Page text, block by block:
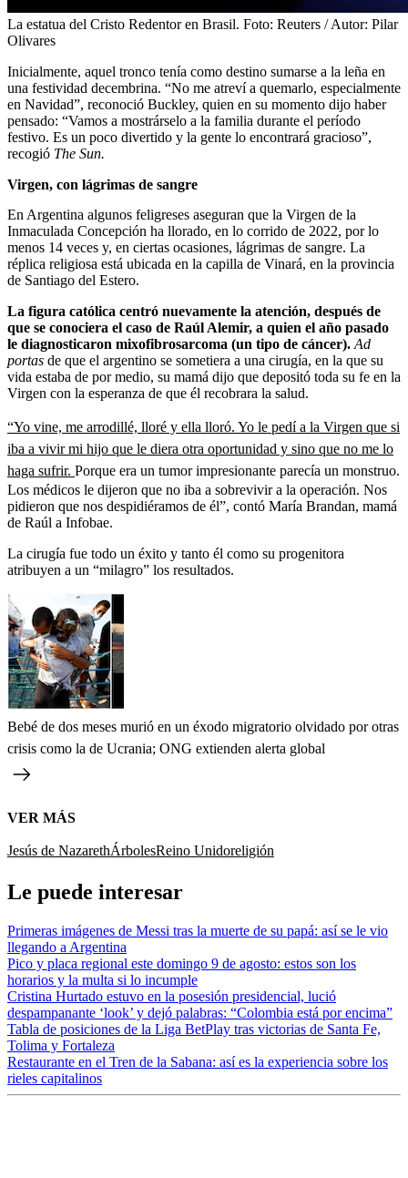
La estatua del Cristo Redentor en Brasil. Foto: Reuters / Autor: Pilar
Olivares
Inicialmente, aquel tronco tenía como destino sumarse a la leña en
una festividad decembrina. “No me atreví a quemarlo, especialmente
en Navidad”, reconoció Buckley, quien en su momento dijo haber
pensado: “Vamos a mostrárselo a la familia durante el período
festivo. Es un poco divertido y la gente lo encontrará gracioso”,
recogió The Sun.
Virgen, con lágrimas de sangre
En Argentina algunos feligreses aseguran que la Virgen de la
Inmaculada Concepción ha llorado, en lo corrido de 2022, por lo
menos 14 veces y, en ciertas ocasiones, lágrimas de sangre. La
réplica religiosa está ubicada en la capilla de Vinará, en la provincia
de Santiago del Estero.
La figura católica centró nuevamente la atención, después de
que se conociera el caso de Raúl Alemir, a quien el año pasado
le diagnosticaron mixofibrosarcoma (un tipo de cáncer). Ad
portas de que el argentino se sometiera a una cirugía, en la que su
vida estaba de por medio, su mamá dijo que depositó toda su fe en la
Virgen con la esperanza de que él recobrara la salud.
“Yo vine, me arrodillé, lloré y ella lloró. Yo le pedí a la Virgen que si
iba a vivir mi hijo que le diera otra oportunidad y sino que no me lo
haga sufrir. Porque era un tumor impresionante parecía un monstruo.
Los médicos le dijeron que no iba a sobrevivir a la operación. Nos
pidieron que nos despidiéramos de él”, contó María Brandan, mamá
de Raúl a Infobae.
La cirugía fue todo un éxito y tanto él como su progenitora
atribuyen a un “milagro” los resultados.
Bebé de dos meses murió en un éxodo migratorio olvidado por otras
crisis como la de Ucrania; ONG extienden alerta global
VER MÁS
Jesús de NazarethÁrbolesReino Unidoreligión
Le puede interesar
Primeras imágenes de Messi tras la muerte de su papá: así se le vio
llegando a Argentina
Pico y placa regional este domingo 9 de agosto: estos son los
horarios y la multa si lo incumple
Cristina Hurtado estuvo en la posesión presidencial, lució
despampanante ‘look’ y dejó palabras: “Colombia está por encima”
Tabla de posiciones de la Liga BetPlay tras victorias de Santa Fe,
Tolima y Fortaleza
Restaurante en el Tren de la Sabana: así es la experiencia sobre los
rieles capitalinos